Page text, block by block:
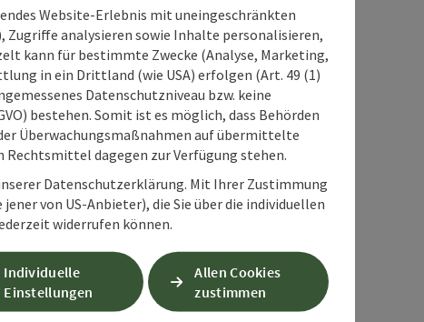
Beitrag drucken
Website-Erlebnis mit uneingeschränkten
Zugriffe analysieren sowie Inhalte personalisieren,
kann für bestimmte Zwecke (Analyse, Marketing,
in ein Drittland (wie USA) erfolgen (Art. 49 (1)
Datenschutzniveau bzw. keine
bestehen. Somit ist es möglich, dass Behörden
Überwachungsmaßnahmen auf übermittelte
Rechtsmittel dagegen zur Verfügung stehen.
Datenschutzerklärung. Mit Ihrer Zustimmung
von US-Anbieter), die Sie über die individuellen
widerrufen können.
Individuelle
Einstellungen
Allen Cookies
zustimmen